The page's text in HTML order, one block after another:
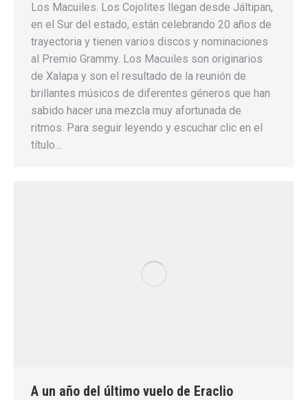
Los Macuiles. Los Cojolites llegan desde Jáltipan,
en el Sur del estado, están celebrando 20 años de
trayectoria y tienen varios discos y nominaciones
al Premio Grammy. Los Macuiles son originarios
de Xalapa y son el resultado de la reunión de
brillantes músicos de diferentes géneros que han
sabido hacer una mezcla muy afortunada de
ritmos. Para seguir leyendo y escuchar clic en el
título…
A un año del último vuelo de Eraclio